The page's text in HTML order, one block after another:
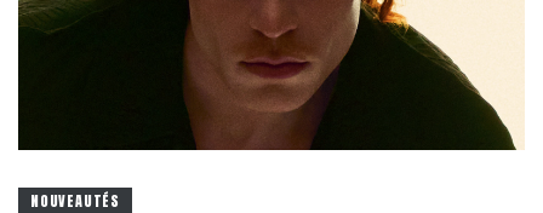
NOUVEAUTÉS